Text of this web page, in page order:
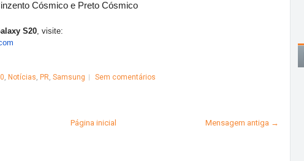
Cósmico e Preto Cósmico
S20, visite:
, Notícias, PR, Samsung Sem comentários
Mensagem antiga →
Página inicial